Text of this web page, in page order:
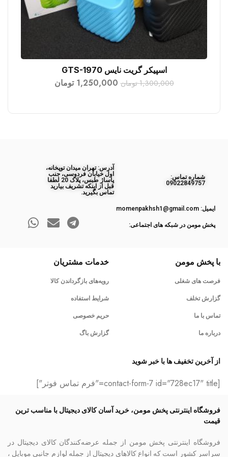
افزودن به سبد خرید
اسپیکر گریت نایس GTS-1970
1,300,000 تومان 1,250,000 تومان
ﺷﻤﺎره ﺗﻤﺎس:
09022849757
آدرس: تهران میدان توپخانه،
اول خیابان فردوسی، جنب
پاساژ طبس، پلاک 20 لطفا
قبل از اینکه تشریف بیارید
تماس بگیرید.
ایمیل: momenpakhsh1@gmail.com
پخش مومن در شبکه های اجتماعی:
با پخش مومن
فرصت های شغلی
گزارش تخلف
تماس با ما
درباره ما
خدمات مشتریان
رویه‌های بازگرداندن کالا
شرایط استفاده
حریم خصوصی
گزارش باگ
از آخرین تخفیف ها با خبر شوید
[contact-form-7 id="728ec17" title="فرم تماس فوتر"]
فروشگاه اینترنتی پخش مومن، خرید آسان کالای دیجیتال با مناسب ترین
قیمت
فروشگاه اینترنتی پخش مومن از جمله عرضه‌کنندگان کالای دیجیتال در
سراسر کشور است که انواع کالاهای دیجیتال از جمله لوازم جانبی موبایل ،